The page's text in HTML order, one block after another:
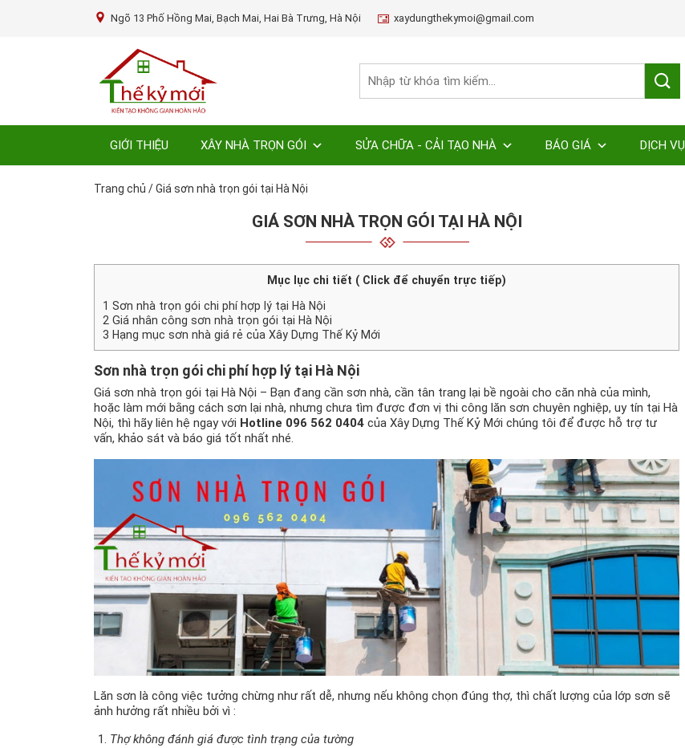
Ngõ 13 Phố Hồng Mai, Bạch Mai, Hai Bà Trưng, Hà Nội xaydungthekymoi@gmail.com
GIỚI THIỆU XÂY NHÀ TRỌN GÓI SỬA CHỮA - CẢI TẠO NHÀ BÁO GIÁ DỊCH VỤ
Trang chủ /Giá sơn nhà trọn gói tại Hà Nội
GIÁ SƠN NHÀ TRỌN GÓI TẠI HÀ NỘI
Mục lục chi tiết ( Click để chuyển trực tiếp)
1 Sơn nhà trọn gói chi phí hợp lý tại Hà Nội
2 Giá nhân công sơn nhà trọn gói tại Hà Nội
3 Hạng mục sơn nhà giá rẻ của Xây Dựng Thế Kỷ Mới
Sơn nhà trọn gói chi phí hợp lý tại Hà Nội
Giá sơn nhà trọn gói tại Hà Nội – Bạn đang cần sơn nhà, cần tân trang lại bề ngoài cho căn nhà của mình,
hoặc làm mới bằng cách sơn lại nhà, nhưng chưa tìm được đơn vị thi công lăn sơn chuyên nghiệp, uy tín tại Hà
Nội, thì hãy liên hệ ngay với Hotline 096 562 0404 của Xây Dựng Thế Kỷ Mới chúng tôi để được hỗ trợ tư
vấn, khảo sát và báo giá tốt nhất nhé.
Lăn sơn là công việc tưởng chừng như rất dễ, nhưng nếu không chọn đúng thợ, thì chất lượng của lớp sơn sẽ
ảnh hưởng rất nhiều bởi vì :
Thợ không đánh giá được tình trạng của tường